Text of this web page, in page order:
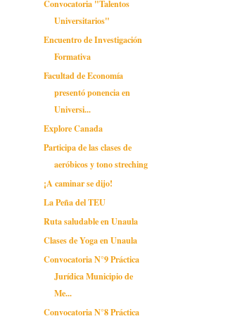
Convocatoria "Talentos
Universitarios"
Encuentro de Investigación
Formativa
Facultad de Economía
presentó ponencia en
Universi...
Explore Canada
Participa de las clases de
aeróbicos y tono streching
¡A caminar se dijo!
La Peña del TEU
Ruta saludable en Unaula
Clases de Yoga en Unaula
Convocatoria N°9 Práctica
Jurídica Municipio de
Me...
Convocatoria N°8 Práctica